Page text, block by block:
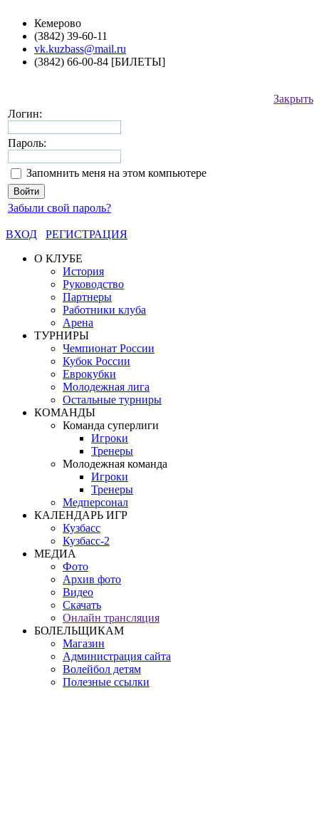
Кемерово
(3842) 39-60-11
vk.kuzbass@mail.ru
(3842) 66-00-84 [БИЛЕТЫ]
Закрыть
Логин:
Пароль:
Запомнить меня на этом компьютере
Забыли свой пароль?
ВХОД
РЕГИСТРАЦИЯ
О КЛУБЕ
История
Руководство
Партнеры
Работники клуба
Арена
ТУРНИРЫ
Чемпионат России
Кубок России
Еврокубки
Молодежная лига
Остальные турниры
КОМАНДЫ
Команда суперлиги
Игроки
Тренеры
Молодежная команда
Игроки
Тренеры
Медперсонал
КАЛЕНДАРЬ ИГР
Кузбасс
Кузбасс-2
МЕДИА
Фото
Архив фото
Видео
Скачать
Онлайн трансляция
БОЛЕЛЬЩИКАМ
Магазин
Администрация сайта
Волейбол детям
Полезные ссылки